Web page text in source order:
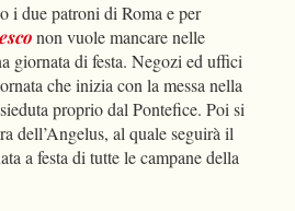
i due patroni di Roma e per
non vuole mancare nelle
giornata di festa. Negozi ed uffici
che inizia con la messa nella
proprio dal Pontefice. Poi si
dell’Angelus, al quale seguirà il
a festa di tutte le campane della